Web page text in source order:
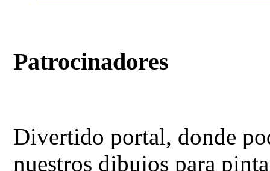
Patrocinadores
Divertido portal, donde
nuestros dibujos para